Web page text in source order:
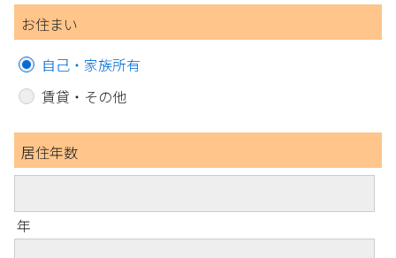
お住まい
自己・家族所有
賃貸・その他
居住年数
年